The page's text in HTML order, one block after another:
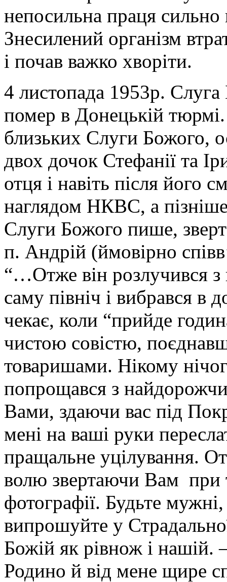
непосильна праця сильно
Знесилений організм
і почав важко хворіти.
4 листопада 1953р.
помер в Донецькій
близьких Слуги Божого,
двох дочок Стефанії та
отця і навіть після його
наглядом НКВС, а
Слуги Божого пише,
п. Андрій (ймовірно
“…Отже він розлучився
саму північ і вибрався в
чекає, коли “прийде
чистою совістю,
товаришами. Нікому
попрощався з
Вами, здаючи вас під
мені на ваші руки
пращальне уцілування.
волю звертаючи Вам при
фотографії. Будьте
випрошуйте у
Божій як рівнож і
Родино й від мене щире